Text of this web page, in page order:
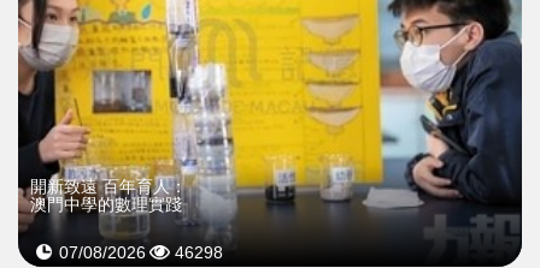
開新致遠 百年育人：
澳門中學的數理實踐
07/08/2026 46298